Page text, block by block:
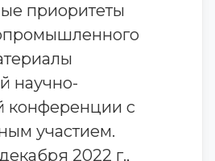
приоритеты
научно-
конференции с
участием.
2022 г.,